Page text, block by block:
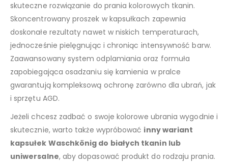
skuteczne rozwiązanie do prania kolorowych tkanin.
Skoncentrowany proszek w kapsułkach zapewnia
doskonałe rezultaty nawet w niskich temperaturach,
jednocześnie pielęgnując i chroniąc intensywność barw.
Zaawansowany system odplamiania oraz formuła
zapobiegająca osadzaniu się kamienia w pralce
gwarantują kompleksową ochronę zarówno dla ubrań, jak
i sprzętu AGD.
Jeżeli chcesz zadbać o swoje kolorowe ubrania wygodnie i
skutecznie, warto także wypróbować inny wariant
kapsułek Waschkönig do białych tkanin lub
uniwersalne, aby dopasować produkt do rodzaju prania.